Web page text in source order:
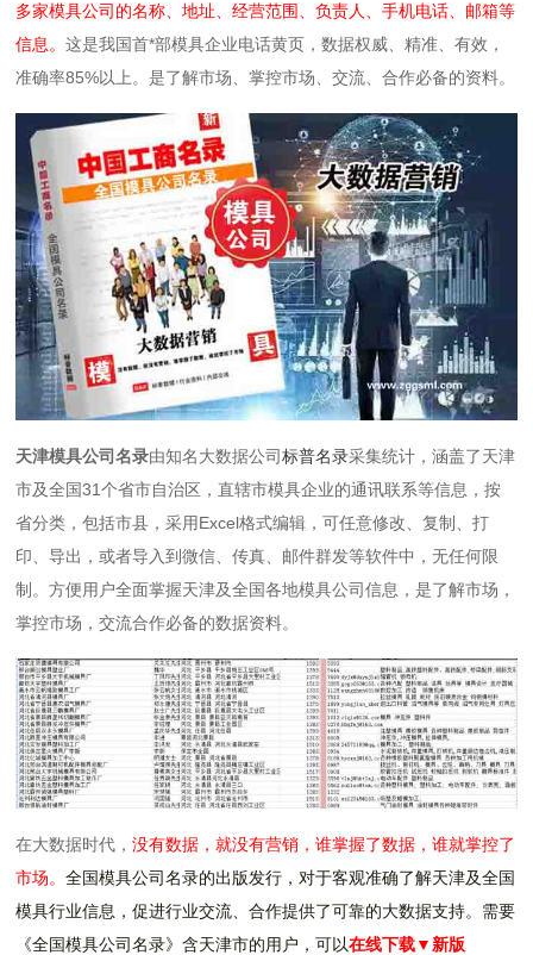
多家模具公司的名称、地址、经营范围、负责人、手机电话、邮箱等
信息。这是我国首*部模具企业电话黄页，数据权威、精准、有效，
准确率85%以上。是了解市场、掌控市场、交流、合作必备的资料。
天津模具公司名录由知名大数据公司标普名录采集统计，涵盖了天津
市及全国31个省市自治区，直辖市模具企业的通讯联系等信息，按
省分类，包括市县，采用Excel格式编辑，可任意修改、复制、打
印、导出，或者导入到微信、传真、邮件群发等软件中，无任何限
制。方便用户全面掌握天津及全国各地模具公司信息，是了解市场，
掌控市场，交流合作必备的数据资料。
在大数据时代，没有数据，就没有营销，谁掌握了数据，谁就掌控了
市场。全国模具公司名录的出版发行，对于客观准确了解天津及全国
模具行业信息，促进行业交流、合作提供了可靠的大数据支持。需要
《全国模具公司名录》含天津市的用户，可以在线下载▼新版